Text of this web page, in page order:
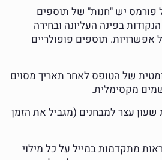
פורמס יש "חנות" של תוספים
בפינה העליונה ובחירה
תוספים פופולריים
של הטופס לאחר תאריך מסוים
מקסימלית.
עצר למבחנים (מגביל את הזמן
מתקדמות במייל על כל מילוי